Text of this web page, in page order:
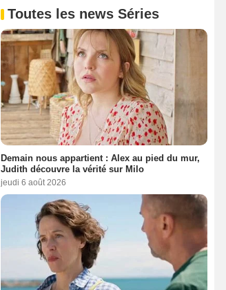
Toutes les news Séries
Demain nous appartient : Alex au pied du mur,
Judith découvre la vérité sur Milo
jeudi 6 août 2026